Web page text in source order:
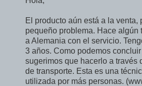
El producto aún está a la venta,
pequeño problema. Hace algún
a Alemania con el servicio.
3 años. Como podemos
sugerimos que hacerlo a través
de transporte. Esta es una
utilizada por más personas.